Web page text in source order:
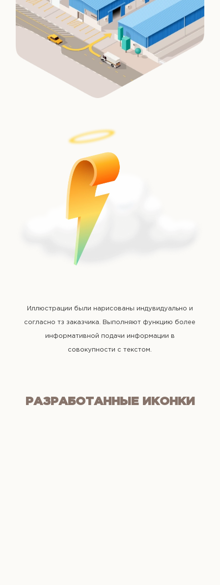
Иллюстрации были нарисованы индувидуально и
согласно тз заказчика. Выполняют функцию более
информативной подачи информации в
совокупности с текстом.
РАЗРАБОТАННЫЕ ИКОНКИ